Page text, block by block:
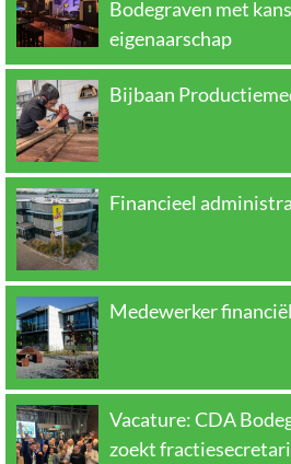
Bodegraven met
eigenaarschap
Bijbaan
Financieel
Medewerker
Vacature: CDA
zoekt